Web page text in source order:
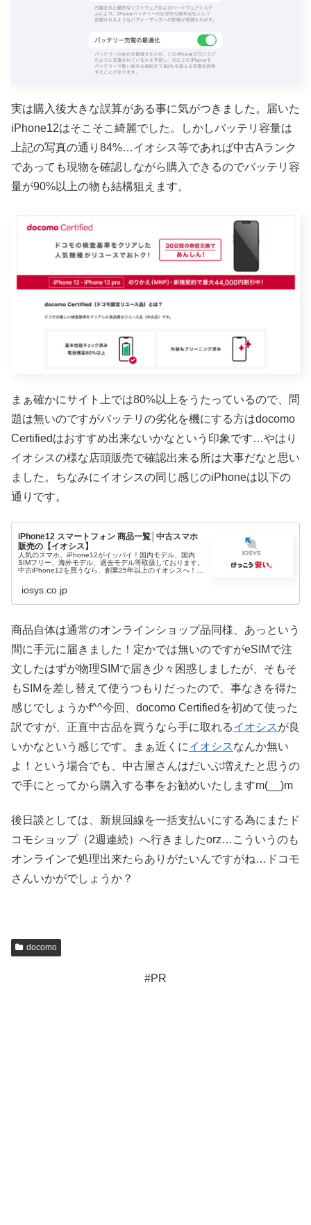
実は購入後大きな誤算がある事に気がつきました。届いた
iPhone12はそこそこ綺麗でした。しかしバッテリ容量は
上記の写真の通り84%…イオシス等であれば中古Aランク
であっても現物を確認しながら購入できるのでバッテリ容
量が90%以上の物も結構狙えます。
まぁ確かにサイト上では80%以上をうたっているので、問
題は無いのですがバッテリの劣化を機にする方はdocomo
Certifiedはおすすめ出来ないかなという印象です…やはり
イオシスの様な店頭販売で確認出来る所は大事だなと思い
ました。ちなみにイオシスの同じ感じのiPhoneは以下の
通りです。
iPhone12 スマートフォン 商品一覧│中古スマホ
販売の【イオシス】
人気のスマホ、iPhone12がイッパイ！国内モデル、国内
SIMフリー、海外モデル、過去モデル等取扱しております。
中古iPhone12を買うなら、創業25年以上のイオシスへ！新
品保証も充実
iosys.co.jp
商品自体は通常のオンラインショップ品同様、あっという
間に手元に届きました！定かでは無いのですがeSIMで注
文したはずが物理SIMで届き少々困惑しましたが、そもそ
もSIMを差し替えて使うつもりだったので、事なきを得た
感じでしょうかf^^今回、docomo Certifiedを初めて使った
訳ですが、正直中古品を買うなら手に取れるイオシスが良
いかなという感じです。まぁ近くにイオシスなんか無い
よ！という場合でも、中古屋さんはだいぶ増えたと思うの
で手にとってから購入する事をお勧めいたしますm(__)m
後日談としては、新規回線を一括支払いにする為にまたド
コモショップ（2週連続）へ行きましたorz…こういうのも
オンラインで処理出来たらありがたいんですがね…ドコモ
さんいかがでしょうか？
docomo
#PR